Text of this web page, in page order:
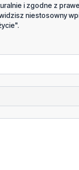
i zgodne z
niestosowny